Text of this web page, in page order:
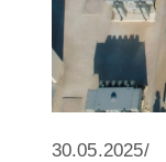
30.05.2025/